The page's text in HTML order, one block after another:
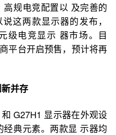
规电竞配置以 及完善的
这两款显示器的发布，
级电竞显示 器市场。目
平台开启预售，预计将再
并存
G27H1 显示器在外观设
典元素。两款显 示器均